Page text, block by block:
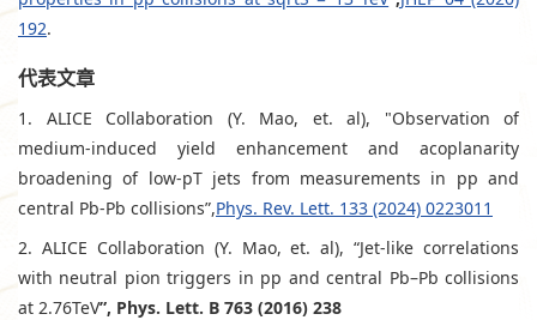
192.
代表文章
1. ALICE Collaboration (Y. Mao, et. al), "Observation of
medium-induced yield enhancement and acoplanarity
broadening of low-pT jets from measurements in pp and
central Pb-Pb collisions”,Phys. Rev. Lett. 133 (2024) 0223011
2. ALICE Collaboration (Y. Mao, et. al), “Jet-like correlations
with neutral pion triggers in pp and central Pb–Pb collisions
at 2.76TeV”, Phys. Lett. B 763 (2016) 238